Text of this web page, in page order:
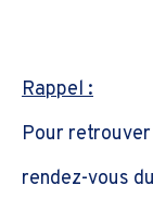
Rappel :
Pour
rendez-vous